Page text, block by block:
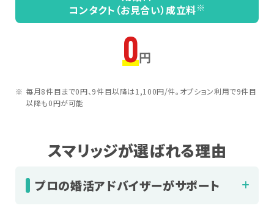
コンタクト（お見合い）成立料※
0円
毎月8件目まで0円、9件目以降は1,100円/件。オプション利用で9件目
以降も0円が可能
スマリッジが選ばれる理由
プロの婚活アドバイザーがサポート